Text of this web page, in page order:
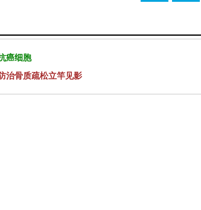
癌细胞
治骨质疏松立竿见影